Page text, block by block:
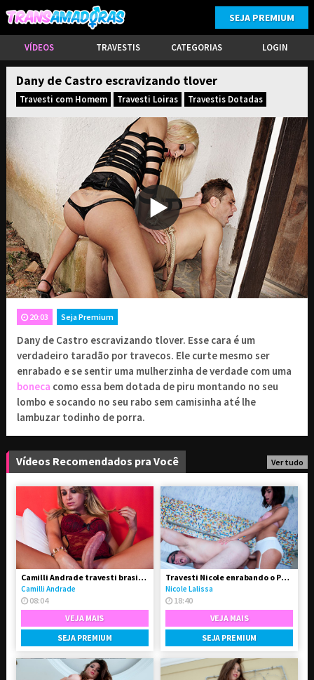
VÍDEOS TRAVESTIS CATEGORIAS LOGIN
SEJA PREMIUM
Dany de Castro escravizando tlover
Travesti com Homem Travesti Loiras Travestis Dotadas
ASSINE PARA TER ACESSO COMPLETO
1 mês de assinatura
Renovado a cada 1 mês
R$9,90
3 meses de assinatura
Renovado a cada 3 meses
R$19,90
R$29,90
Combo Avantajadas
// Acesso a 4 sites
exclusivos
R$29,90
PROSSEGUIR
20:03 Seja Premium
Dany de Castro escravizando tlover. Esse cara é um
verdadeiro taradão por travecos. Ele curte mesmo ser
enrabado e se sentir uma mulherzinha de verdade com uma
boneca como essa bem dotada de piru montando no seu
lombo e socando no seu rabo sem camisinha até lhe
lambuzar todinho de porra.
Vídeos Recomendados pra Você Ver tudo
Camilli Andrade travesti brasileira bem dotada de pau
Camilli Andrade
08:04
VEJA MAIS
SEJA PREMIUM
Travesti Nicole enrabando o Paulo
Nicole Lalissa
18:40
VEJA MAIS
SEJA PREMIUM